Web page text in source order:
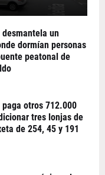
un
dormían personas
peatonal de
otros 712.000
tres lonjas de
de 254, 45 y 191